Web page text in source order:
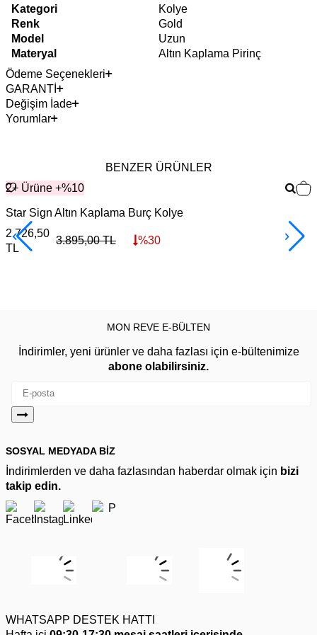
Kategori
Kolye
Renk
Gold
Model
Uzun
Materyal
Altın Kaplama Pirinç
Ödeme Seçenekleri
GARANTİ
Değişim İade
Yorumlar
BENZER ÜRÜNLER
2+ Ürüne +%10
Star Sign Altın Kaplama Burç Kolye
2.726,50
TL
3.895,00TL %30
MON REVE E-BÜLTEN
İndirimler, yeni ürünler ve daha fazlası için e-bültenimize
abone olabilirsiniz.
SOSYAL MEDYADA BİZ
İndirimlerden ve daha fazlasından haberdar olmak için bizi
takip edin.
WHATSAPP DESTEK HATTI